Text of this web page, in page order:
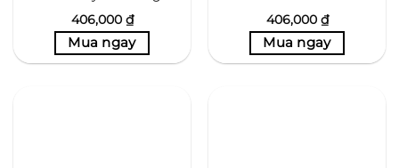
406,000 ₫
406,000 ₫